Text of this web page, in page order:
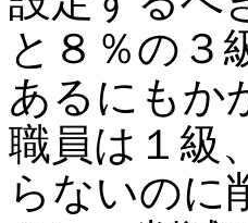
と８％の３
あるにもか
職員は１級
らないのに